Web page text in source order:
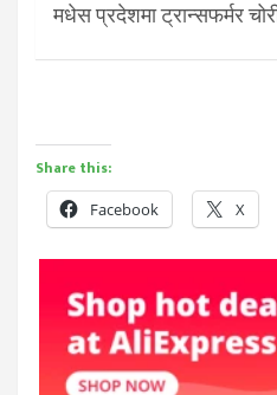
मधेस प्रदेशमा ट्रान्सफर्मर
Share this:
Facebook X